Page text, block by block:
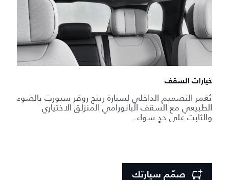
خيارات السقف
يُغمر التصميم الداخلي لسيارة رينج روڤر سبورت بالضوء
الطبيعي مع السقف البانورامي المنزلق الاختياري
والثابت على حدٍ سواء.
صمّم سيارتك